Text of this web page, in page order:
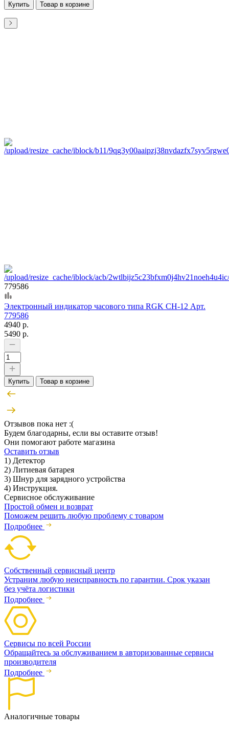
Купить Товар в корзине
779586
Электронный индикатор часового типа RGK CH-12 Арт.
779586
4940 р.
5490 р.
Купить Товар в корзине
Отзывов пока нет :(
Будем благодарны, если вы оставите отзыв!
Они помогают работе магазина
Оставить отзыв
1) Детектор
2) Литиевая батарея
3) Шнур для зарядного устройства
4) Инструкция.
Сервисное обслуживание
Простой обмен и возврат
Поможем решить любую проблему с товаром
Подробнее
Собственный сервисный центр
Устраним любую неисправность по гарантии. Срок указан
без учёта логистики
Подробнее
Сервисы по всей России
Обращайтесь за обслуживанием в авторизованные сервисы
производителя
Подробнее
Аналогичные товары